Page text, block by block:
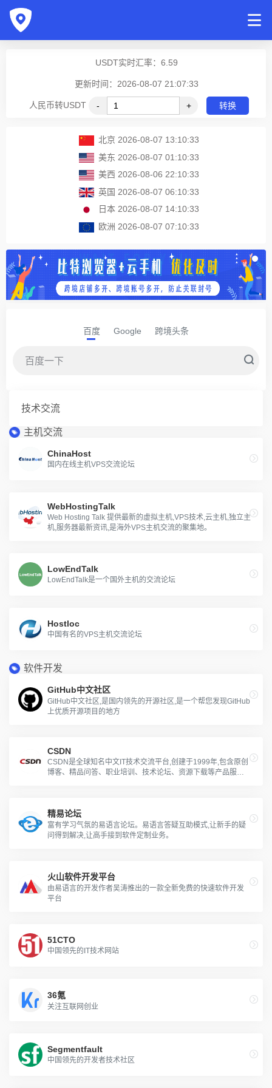
USDT实时汇率： 6.59
更新时间：2026-08-07 21:07:33
人民币转USDT - + 转换
北京 2026-08-07 13:10:33
美东 2026-08-07 01:10:33
美西 2026-08-06 22:10:33
英国 2026-08-07 06:10:33
日本 2026-08-07 14:10:33
欧洲 2026-08-07 07:10:33
百度 Google 跨境头条
技术交流
主机交流
ChinaHost
国内在线主机VPS交流论坛
WebHostingTalk
Web Hosting Talk 提供最新的虚拟主机,VPS技术,云主机,独立主
机,服务器最新资讯,是海外VPS主机交流的聚集地。
LowEndTalk
LowEndTalk是一个国外主机的交流论坛
Hostloc
中国有名的VPS主机交流论坛
软件开发
GitHub中文社区
GitHub中文社区,是国内领先的开源社区,是一个帮您发现GitHub
上优质开源项目的地方
CSDN
CSDN是全球知名中文IT技术交流平台,创建于1999年,包含原创
博客、精品问答、职业培训、技术论坛、资源下载等产品服务,
精易论坛
富有学习气氛的易语言论坛。易语言答疑互助模式,让新手的疑
问得到解决,让高手接到软件定制业务。
火山软件开发平台
由易语言的开发作者吴涛推出的一款全新免费的快速软件开发
平台
51CTO
中国领先的IT技术网站
36氪
关注互联网创业
Segmentfault
中国领先的开发者技术社区